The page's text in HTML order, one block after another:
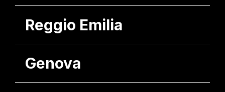
Reggio Emilia
Genova